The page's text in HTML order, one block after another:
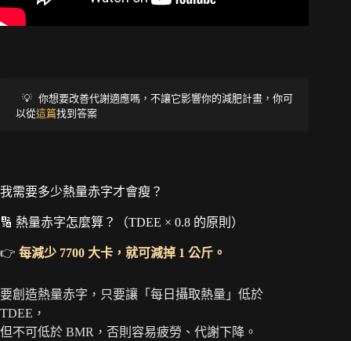
💡 你想要改善代謝適應嗎，不讓它影響你的減肥計畫，你可
以從這篇找到答案
我需要多少熱量赤字才會瘦？
🔢 熱量赤字怎麼算？（TDEE × 0.8 的原則）
👉 每減少 7700 大卡，就可減掉 1 公斤。
要創造熱量赤字，只要讓「每日攝取熱量」低於
TDEE，
但不可低於 BMR，否則容易疲勞、代謝下降。